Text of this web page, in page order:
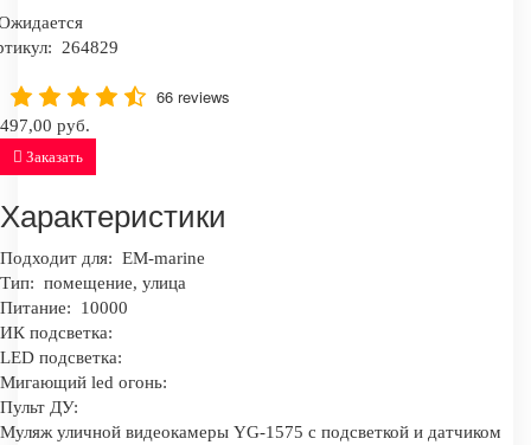
264829
66 reviews
497,00 руб.
Заказать
Характеристики
Подходит для: EM-marine
Тип: помещение, улица
Питание:
10000
ИК подсветка:
LED подсветка:
Мигающий led огонь:
Пульт ДУ:
Муляж уличной видеокамеры YG-1575 с подсветкой и датчиком